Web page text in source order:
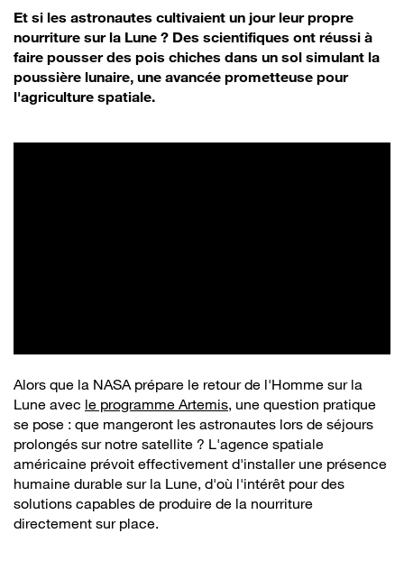
Et si les astronautes cultivaient un jour leur propre
nourriture sur la Lune ? Des scientifiques ont réussi à
faire pousser des pois chiches dans un sol simulant la
poussière lunaire, une avancée prometteuse pour
l'agriculture spatiale.
Alors que la NASA prépare le retour de l'Homme sur la
Lune avec le programme Artemis, une question pratique
se pose : que mangeront les astronautes lors de séjours
prolongés sur notre satellite ? L'agence spatiale
américaine prévoit effectivement d'installer une présence
humaine durable sur la Lune, d'où l'intérêt pour des
solutions capables de produire de la nourriture
directement sur place.